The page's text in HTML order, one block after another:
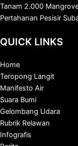
Tanam 2.000
Pertahanan Pesisir
QUICK LINKS
Home
Teropong Langit
Manifesto Air
Suara Bumi
Gelombang Udara
Rubrik Relawan
Infografis